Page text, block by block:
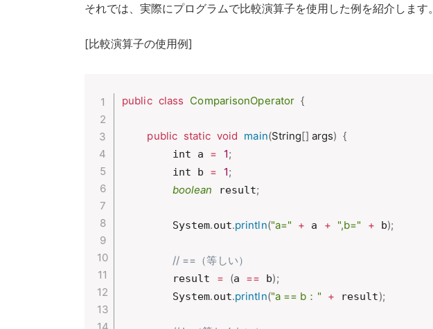
それでは、実際にプログラムで比較演算子を使用した例を紹介します。
[比較演算子の使用例]
public class ComparisonOperator {
public static void main(String[] args) {
        int a
= 1;
        int b
= 1;
boolean result;
        System
.out.println("a=" + a + ",b=" + b);
// ==（等しい）
        result
= (a == b);
        System
.out.println("a == b：" + result);